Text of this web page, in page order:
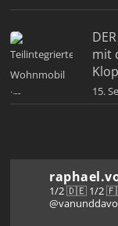
mit
15.
1/2 🇩🇪 1/2